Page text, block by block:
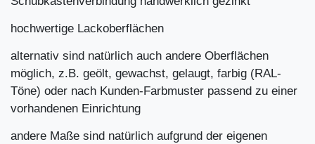
hochwertige Lackoberflächen
alternativ sind natürlich auch andere Oberflächen
möglich, z.B. geölt, gewachst, gelaugt, farbig (RAL-
Töne) oder nach Kunden-Farbmuster passend zu einer
vorhandenen Einrichtung
andere Maße sind natürlich aufgrund der eigenen